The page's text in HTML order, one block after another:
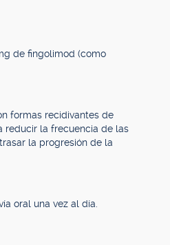
de fingolimod (como
formas recidivantes de
reducir la frecuencia de las
la progresión de la
oral una vez al día.